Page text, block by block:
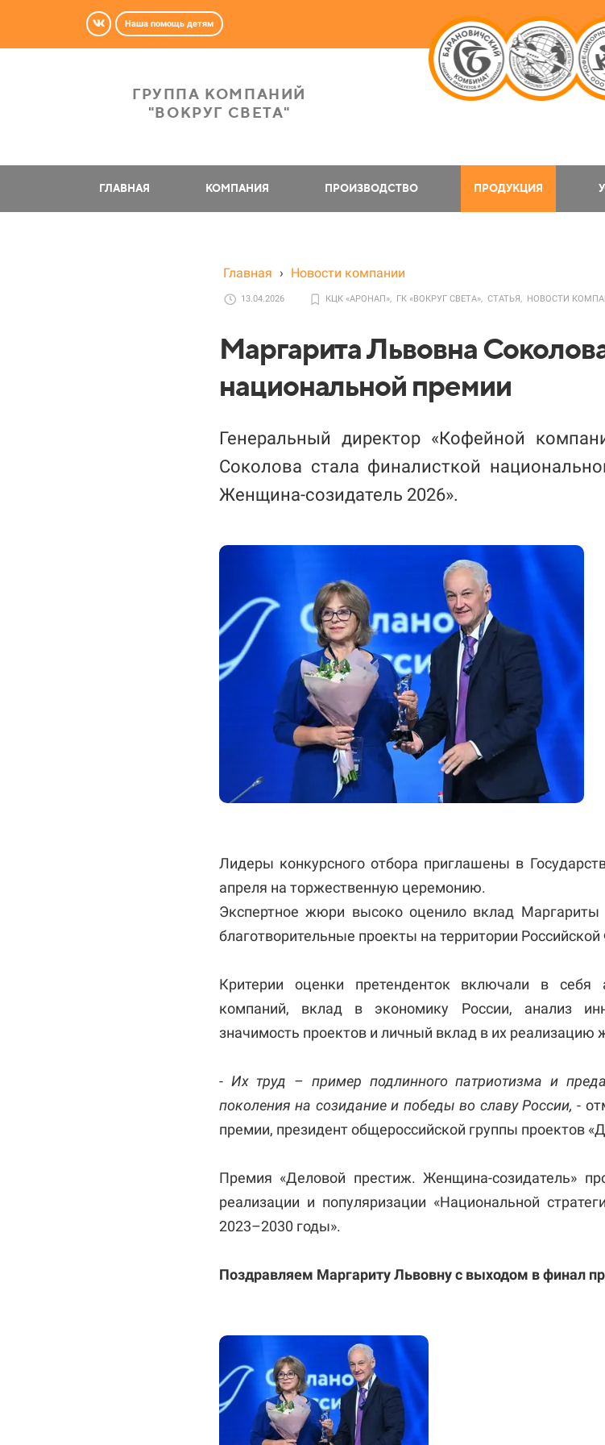
ГРУППА КОМПАНИЙ
"ВОКРУГ СВЕТА"
Наша помощь детям
ГЛАВНАЯ КОМПАНИЯ ПРОИЗВОДСТВО ПРОДУКЦИЯ
Главная › Новости компании
13.04.2026 КЦК «АРОНАП», ГК «ВОКРУГ СВЕТА», СТАТЬЯ, НОВОСТИ
Маргарита Львовна
национальной премии
Генеральный директор «Кофейной
Соколова стала финалисткой
Женщина-созидатель 2026».
Лидеры конкурсного отбора приглашены в
апреля на торжественную церемонию.
Экспертное жюри высоко оценило вклад
благотворительные проекты на территории
Критерии оценки претенденток включали в себя
компаний, вклад в экономику России, анализ
значимость проектов и личный вклад в их реализацию
- Их труд – пример подлинного патриотизма и
поколения на созидание и победы во славу России, -
премии, президент общероссийской группы проектов
Премия «Деловой престиж. Женщина-созидатель»
реализации и популяризации «Национальной
2023–2030 годы».
Поздравляем Маргариту Львовну с выходом в финал